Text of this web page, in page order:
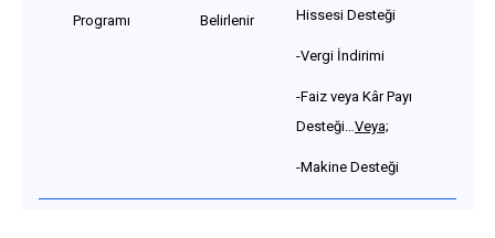
Programı
Belirlenir
Hissesi Desteği
-Vergi İndirimi
-Faiz veya Kâr Payı
Desteği…Veya;
-Makine Desteği